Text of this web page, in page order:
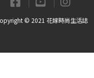
© 2021 花嫁時尚生活誌